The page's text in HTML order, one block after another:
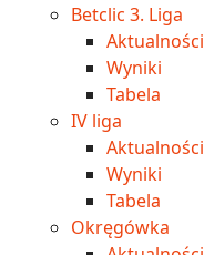
Betclic 3. Liga
Aktualności
Wyniki
Tabela
IV liga
Aktualności
Wyniki
Tabela
Okręgówka